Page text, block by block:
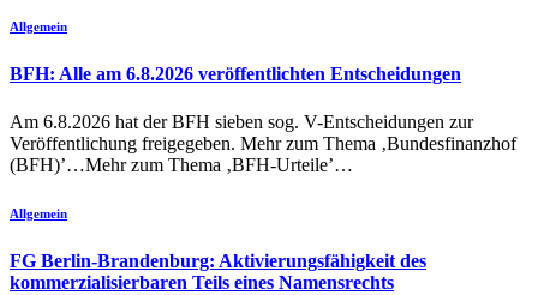
Allgemein
BFH: Alle am 6.8.2026 veröffentlichten Entscheidungen
Am 6.8.2026 hat der BFH sieben sog. V-Entscheidungen zur
Veröffentlichung freigegeben. Mehr zum Thema ‚Bundesfinanzhof
(BFH)’…Mehr zum Thema ‚BFH-Urteile’…
Allgemein
FG Berlin-Brandenburg: Aktivierungsfähigkeit des
kommerzialisierbaren Teils eines Namensrechts